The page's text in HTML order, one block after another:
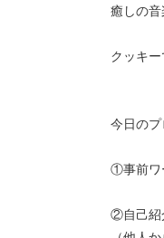
癒しの音
クッキー
今日のプ
①事前ワ
②自己紹